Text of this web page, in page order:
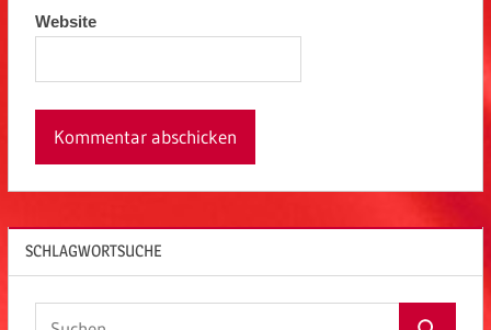
Website
SCHLAGWORTSUCHE